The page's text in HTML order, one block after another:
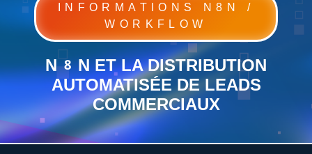
INFORMATIONS N8N /
WORKFLOW
N8N ET LA DISTRIBUTION
AUTOMATISÉE DE LEADS
COMMERCIAUX